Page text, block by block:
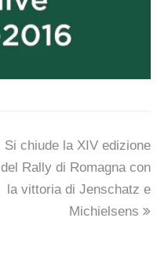
next
post:
Si chiude la XIV edizione
del Rally di Romagna con
la vittoria di Jenschatz e
Michielsens